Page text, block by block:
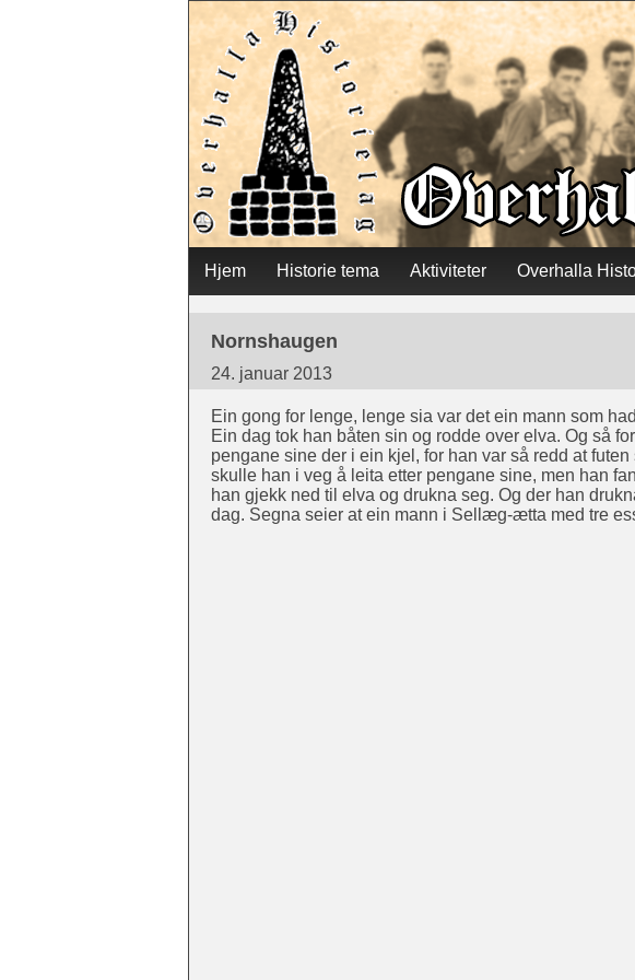
Main menu
Skip
content
Hjem Historie tema Aktiviteter Overhalla
Nornshaugen
24. januar 2013
Ein gong for lenge, lenge sia var det ein mann som
Ein dag tok han båten sin og rodde over elva. Og så
pengane sine der i ein kjel, for han var så redd at
skulle han i veg å leita etter pengane sine, men han
han gjekk ned til elva og drukna seg. Og der han
dag. Segna seier at ein mann i Sellæg-ætta med tre